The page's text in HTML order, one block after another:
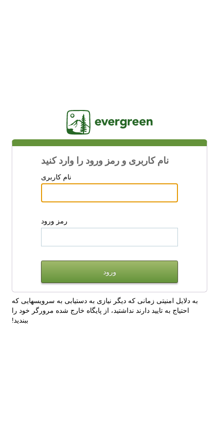
نام کاربری و رمز ورود را وارد کنید
نام کاربری
رمز ورود
به دلایل امنیتی زمانی که دیگر نیازی به دستیابی به سرویسهایی که
احتیاج به تایید دارند نداشتید، از پایگاه خارج شده مرورگر خود را
ببندید!